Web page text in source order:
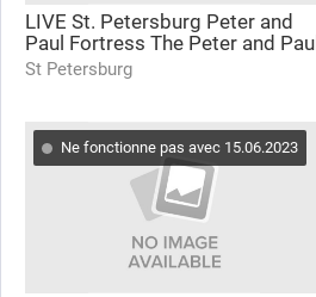
LIVE St. Petersburg Peter and
Paul Fortress The Peter and Paul
Cathedral Петропавловский
St Petersburg
Ne fonctionne pas avec 15.06.2023